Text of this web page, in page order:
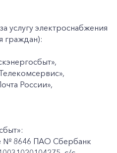
услугу электроснабжения
граждан):
России»,
№ 8646 ПАО Сбербанк